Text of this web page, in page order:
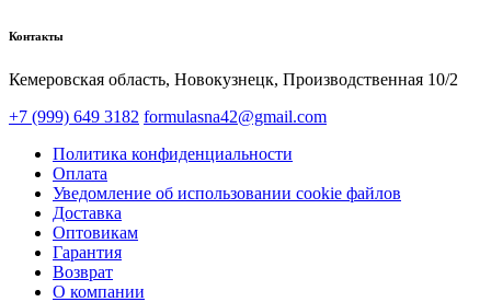
Контакты
Кемеровская область, Новокузнецк,​ Производственная 10/2
+7 (999) 649 3182 formulasna42@gmail.com
Политика конфиденциальности
Оплата
Уведомление об использовании cookie файлов
Доставка
Оптовикам
Гарантия
Возврат
О компании